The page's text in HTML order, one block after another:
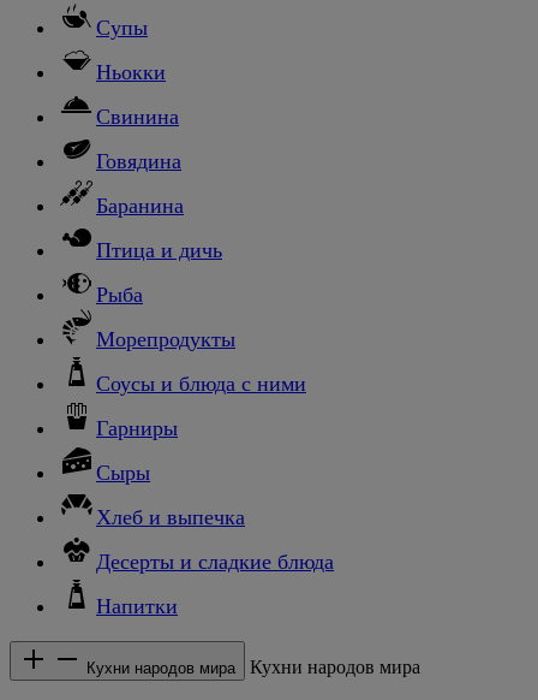
Супы
Ньокки
Свинина
Говядина
Баранина
Птица и дичь
Рыба
Морепродукты
Соусы и блюда с ними
Гарниры
Сыры
Хлеб и выпечка
Десерты и сладкие блюда
Напитки
Кухни народов мира Кухни народов мира